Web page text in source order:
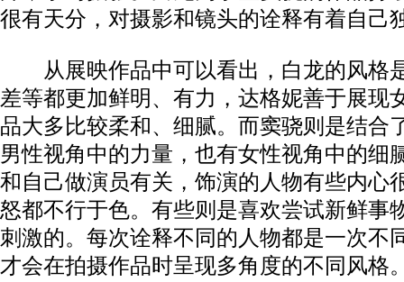
很有天分，对摄影和镜头的诠释有着自己
从展映作品中可以看出，白龙的风格
差等都更加鲜明、有力，达格妮善于展现
品大多比较柔和、细腻。而窦骁则是结合
男性视角中的力量，也有女性视角中的细
和自己做演员有关，饰演的人物有些内心
怒都不行于色。有些则是喜欢尝试新鲜事
刺激的。每次诠释不同的人物都是一次不
才会在拍摄作品时呈现多角度的不同风格